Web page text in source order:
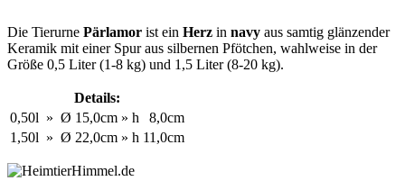
Die Tierurne Pärlamor ist ein Herz in navy aus samtig glänzender
Keramik mit einer Spur aus silbernen Pfötchen, wahlweise in der
Größe 0,5 Liter (1-8 kg) und 1,5 Liter (8-20 kg).
Details:
0,50l » Ø 15,0cm » h
8,0cm
1,50l » Ø 22,0cm » h 11,0cm